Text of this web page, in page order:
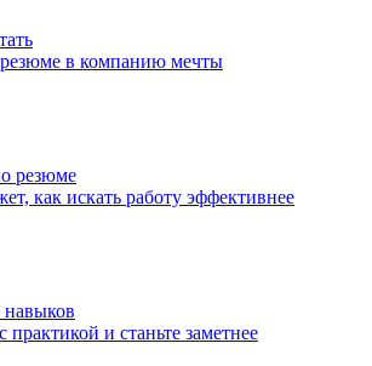
резюме в компанию мечты
резюме
как искать работу эффективнее
и станьте заметнее